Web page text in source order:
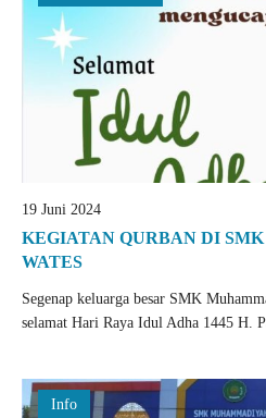
19 Juni 2024
KEGIATAN QURBAN DI
WATES
Segenap keluarga besar SMK
selamat Hari Raya Idul Adha 1445 H.
Info